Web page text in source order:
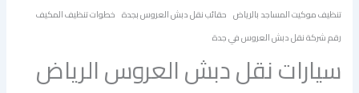
تنظيف موكيت المساجد بالرياض حقائب نقل دبش العروس بجدة خطوات تنظيف المكيف
رقم شركة نقل دبش العروس في جدة
سيارات نقل دبش العروس الرياض